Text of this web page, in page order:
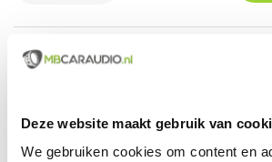
Deze website maakt gebruik van
We gebruiken cookies om content en
Groot assortiment uit voorraad